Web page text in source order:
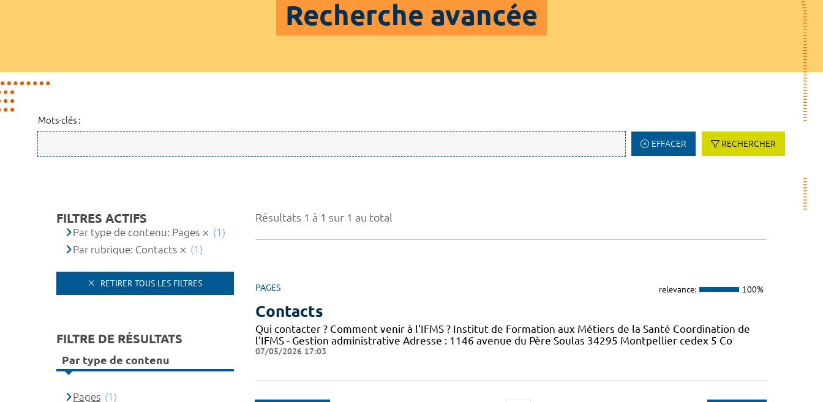
Recherche avancée
Mots-clés :
EFFACER RECHERCHER
Résultats 1 à 1 sur 1 au total
PAGES relevance: 100%
Contacts
Qui contacter ? Comment venir à l'IFMS ? Institut de Formation aux Métiers de la Santé Coordination de
l'IFMS - Gestion administrative Adresse : 1146 avenue du Père Soulas 34295 Montpellier cedex 5 Co
07/05/2026 17:03
FILTRES ACTIFS
Par type de contenu: Pages
(1)
Par rubrique: Contacts
(1)
RETIRER TOUS LES FILTRES
FILTRE DE RÉSULTATS
Par type de contenu
Pages (1)